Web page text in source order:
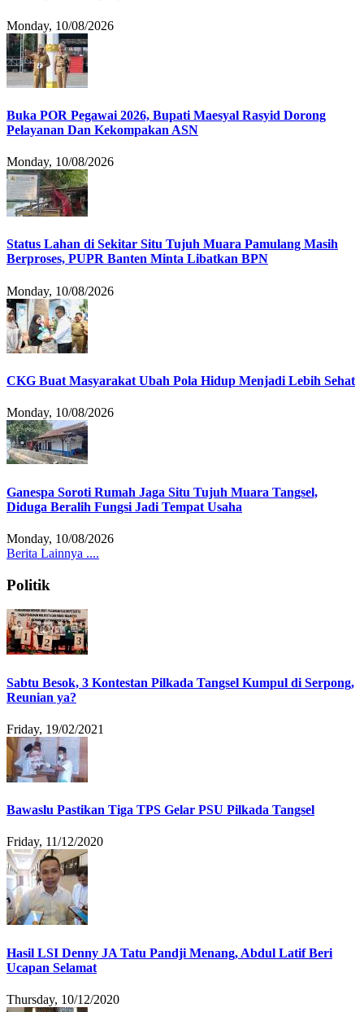
Monday, 10/08/2026
Buka POR Pegawai 2026, Bupati Maesyal Rasyid Dorong
Pelayanan Dan Kekompakan ASN
Monday, 10/08/2026
Status Lahan di Sekitar Situ Tujuh Muara Pamulang Masih
Berproses, PUPR Banten Minta Libatkan BPN
Monday, 10/08/2026
CKG Buat Masyarakat Ubah Pola Hidup Menjadi Lebih Sehat
Monday, 10/08/2026
Ganespa Soroti Rumah Jaga Situ Tujuh Muara Tangsel,
Diduga Beralih Fungsi Jadi Tempat Usaha
Monday, 10/08/2026
Berita Lainnya ....
Politik
Sabtu Besok, 3 Kontestan Pilkada Tangsel Kumpul di Serpong,
Reunian ya?
Friday, 19/02/2021
Bawaslu Pastikan Tiga TPS Gelar PSU Pilkada Tangsel
Friday, 11/12/2020
Hasil LSI Denny JA Tatu Pandji Menang, Abdul Latif Beri
Ucapan Selamat
Thursday, 10/12/2020